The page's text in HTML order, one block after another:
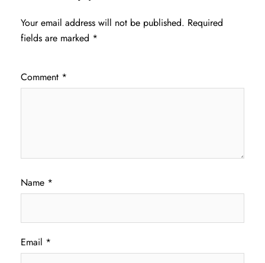
Your email address will not be published. Required
fields are marked *
Comment *
Name *
Email *